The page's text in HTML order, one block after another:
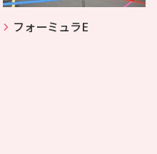
フォーミュラE